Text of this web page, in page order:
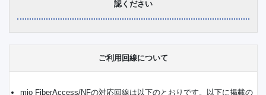
認ください
ご利用回線について
mio FiberAccess/NFの対応回線は以下のとおりです。以下に掲載の